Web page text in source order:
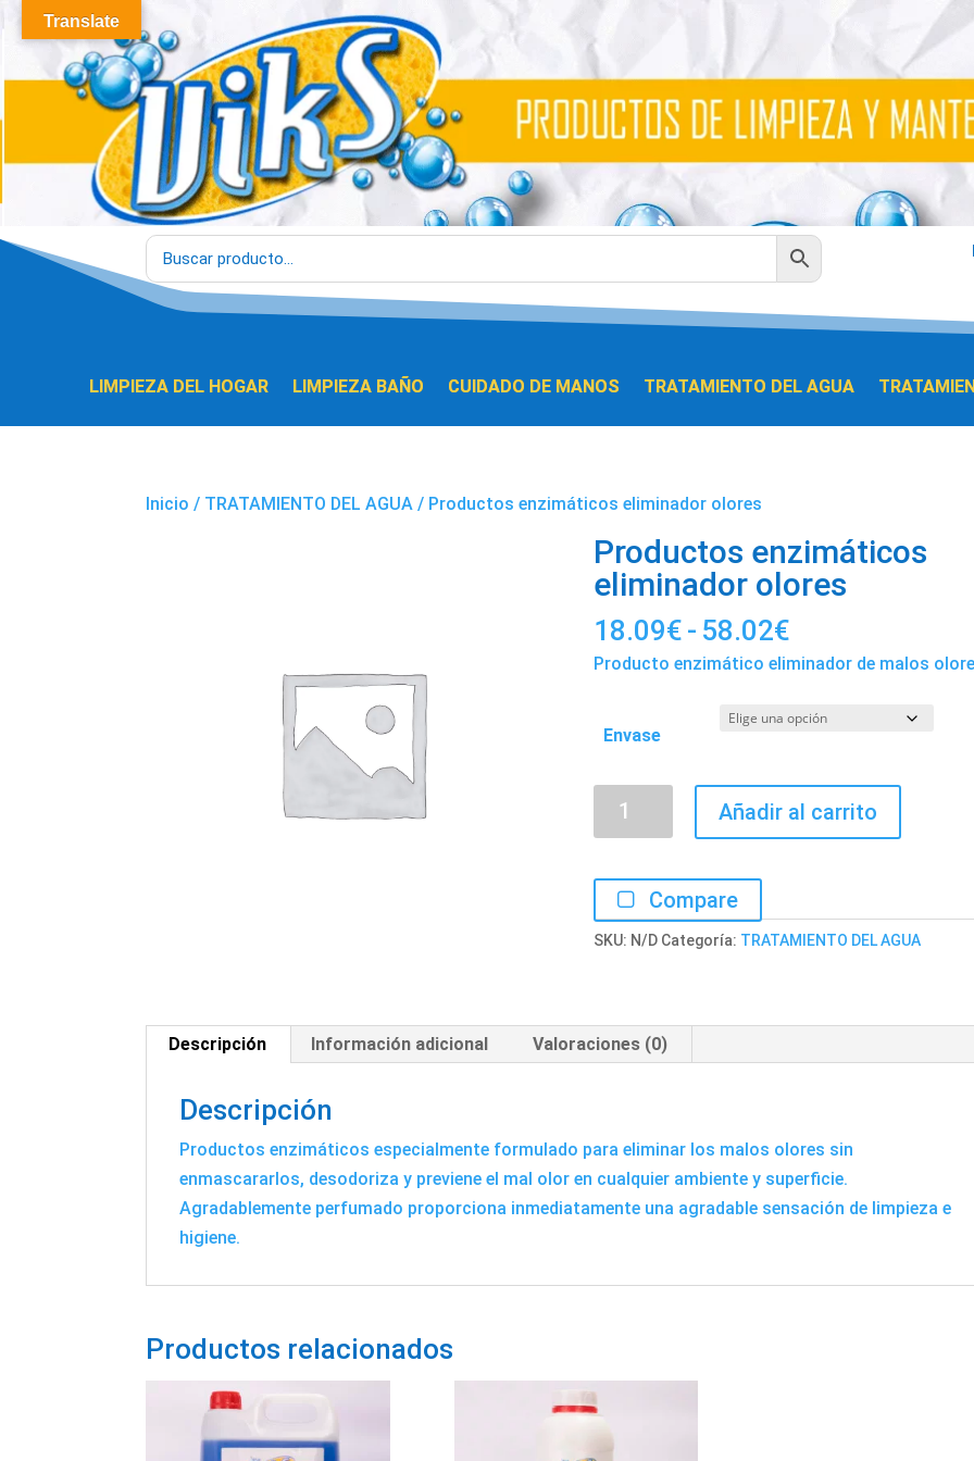
LIMPIEZA DEL HOGAR LIMPIEZA BAÑO CUIDADO DE MANOS TRATAMIENTO DEL AGUA
Inicio / TRATAMIENTO DEL AGUA / Productos enzimáticos eliminador olores
Productos enzimáticos
eliminador olores
18.09€ - 58.02€
de
desde
58.02€
Producto enzimático eliminador de malos
Envase
Productos
olores
cantidad
Añadir al carrito
Compare
SKU: N/D Categoría: TRATAMIENTO DEL AGUA
Descripción Información adicional Valoraciones (0)
Descripción
Productos enzimáticos especialmente formulado para eliminar los malos olores sin
enmascararlos, desodoriza y previene el mal olor en cualquier ambiente y superficie.
Agradablemente perfumado proporciona inmediatamente una agradable sensación de limpieza e
higiene.
Productos relacionados
Translate